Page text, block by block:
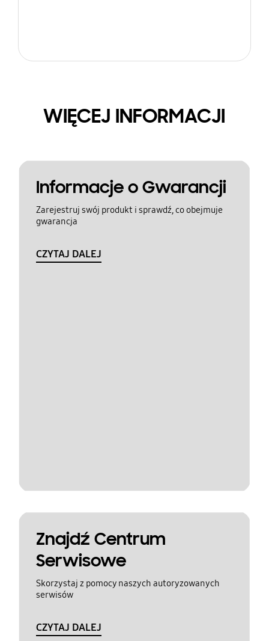
WIĘCEJ INFORMACJI
Informacje o Gwarancji
Zarejestruj swój produkt i sprawdź, co obejmuje
gwarancja
CZYTAJ DALEJ
Znajdź Centrum
Serwisowe
Skorzystaj z pomocy naszych autoryzowanych
serwisów
CZYTAJ DALEJ